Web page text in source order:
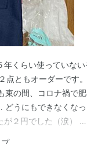
年くらい使っていない
ともオーダーです。
束の間、コロナ禍で肥
どうにもできなくなっ
２円でした（涙） あ